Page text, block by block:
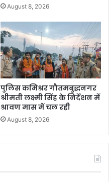
August 8, 2026
पुलिस कमिश्रर गौतमबुद्धनगर
श्रीमती लक्ष्मी सिंह के निर्देशन में
श्रावण मास में चल रही
August 8, 2026